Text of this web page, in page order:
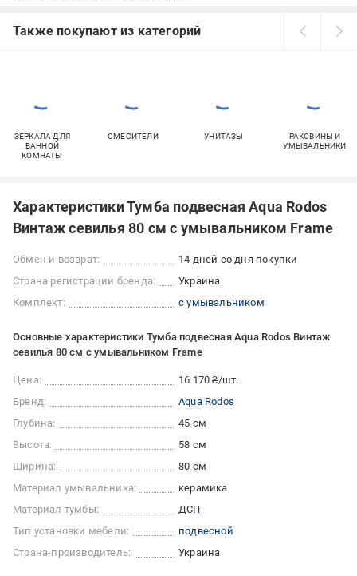
Также покупают из категорий
ЗЕРКАЛА ДЛЯ
ВАННОЙ
КОМНАТЫ
СМЕСИТЕЛИ УНИТАЗЫ
РАКОВИНЫ И
УМЫВАЛЬНИКИ
Характеристики Тумба подвесная Aqua Rodos
Винтаж севилья 80 см с умывальником Frame
Обмен и возврат:
14 дней со дня покупки
Страна регистрации бренда:
Украина
Комплект:
с умывальником
Основные характеристики Тумба подвесная Aqua Rodos Винтаж
севилья 80 см с умывальником Frame
Цена:
16 170 ₴/шт.
Бренд:
Aqua Rodos
Глубина:
45 см
Высота:
58 см
Ширина:
80 см
Материал умывальника:
керамика
Материал тумбы:
ДСП
Тип установки мебели:
подвесной
Страна-производитель:
Украина